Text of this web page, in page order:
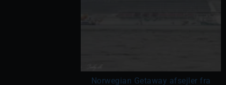
Norwegian Getaway afsejler fra